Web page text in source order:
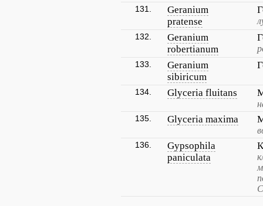
131.
Geranium
pratense
132.
Geranium
robertianum
133.
Geranium
sibiricum
134. Glyceria fluitans
135. Glyceria maxima
136.
Gypsophila
paniculata